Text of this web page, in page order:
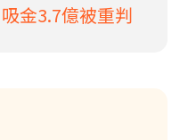
金3.7億被重判